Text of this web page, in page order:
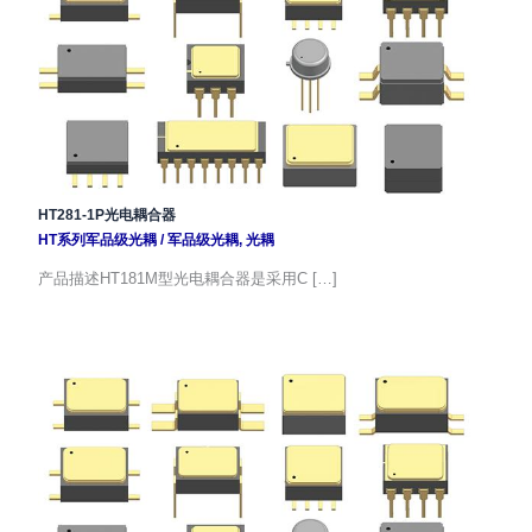
HT281-1P光电耦合器
HT系列军品级光耦/军品级光耦, 光耦
产品描述HT181M型光电耦合器是采用C […]